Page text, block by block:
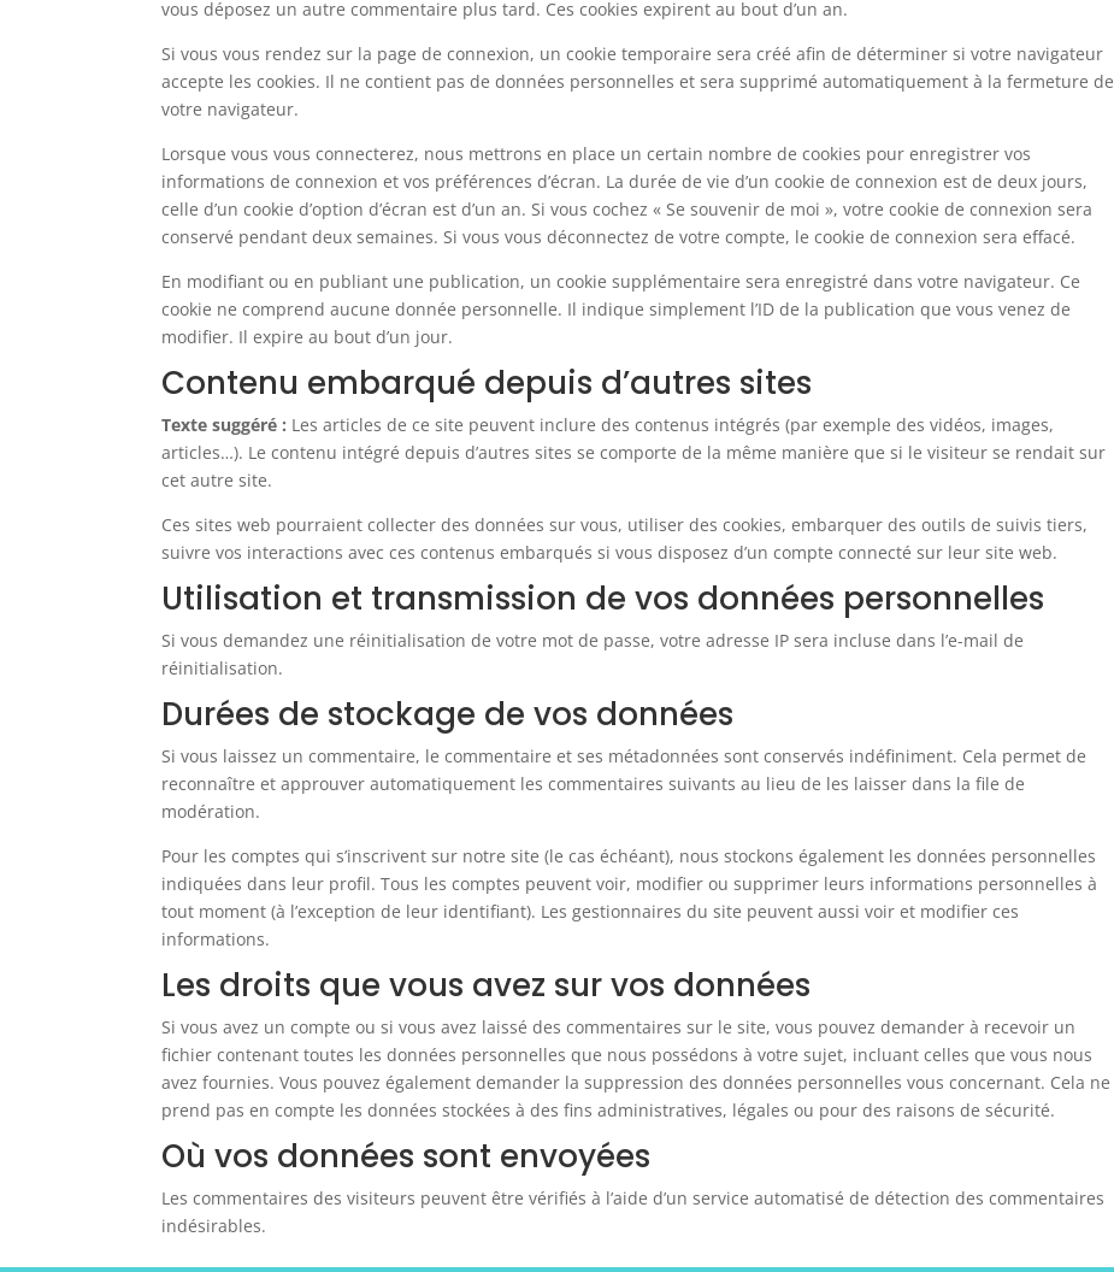
vous déposez un autre commentaire plus tard. Ces cookies expirent au bout d’un an.
Si vous vous rendez sur la page de connexion, un cookie temporaire sera créé afin de déterminer si votre navigateur
accepte les cookies. Il ne contient pas de données personnelles et sera supprimé automatiquement à la fermeture de
votre navigateur.
Lorsque vous vous connecterez, nous mettrons en place un certain nombre de cookies pour enregistrer vos
informations de connexion et vos préférences d’écran. La durée de vie d’un cookie de connexion est de deux jours,
celle d’un cookie d’option d’écran est d’un an. Si vous cochez « Se souvenir de moi », votre cookie de connexion sera
conservé pendant deux semaines. Si vous vous déconnectez de votre compte, le cookie de connexion sera effacé.
En modifiant ou en publiant une publication, un cookie supplémentaire sera enregistré dans votre navigateur. Ce
cookie ne comprend aucune donnée personnelle. Il indique simplement l’ID de la publication que vous venez de
modifier. Il expire au bout d’un jour.
Contenu embarqué depuis d’autres sites
Texte suggéré : Les articles de ce site peuvent inclure des contenus intégrés (par exemple des vidéos, images,
articles…). Le contenu intégré depuis d’autres sites se comporte de la même manière que si le visiteur se rendait sur
cet autre site.
Ces sites web pourraient collecter des données sur vous, utiliser des cookies, embarquer des outils de suivis tiers,
suivre vos interactions avec ces contenus embarqués si vous disposez d’un compte connecté sur leur site web.
Utilisation et transmission de vos données personnelles
Si vous demandez une réinitialisation de votre mot de passe, votre adresse IP sera incluse dans l’e-mail de
réinitialisation.
Durées de stockage de vos données
Si vous laissez un commentaire, le commentaire et ses métadonnées sont conservés indéfiniment. Cela permet de
reconnaître et approuver automatiquement les commentaires suivants au lieu de les laisser dans la file de
modération.
Pour les comptes qui s’inscrivent sur notre site (le cas échéant), nous stockons également les données personnelles
indiquées dans leur profil. Tous les comptes peuvent voir, modifier ou supprimer leurs informations personnelles à
tout moment (à l’exception de leur identifiant). Les gestionnaires du site peuvent aussi voir et modifier ces
informations.
Les droits que vous avez sur vos données
Si vous avez un compte ou si vous avez laissé des commentaires sur le site, vous pouvez demander à recevoir un
fichier contenant toutes les données personnelles que nous possédons à votre sujet, incluant celles que vous nous
avez fournies. Vous pouvez également demander la suppression des données personnelles vous concernant. Cela ne
prend pas en compte les données stockées à des fins administratives, légales ou pour des raisons de sécurité.
Où vos données sont envoyées
Les commentaires des visiteurs peuvent être vérifiés à l’aide d’un service automatisé de détection des commentaires
indésirables.